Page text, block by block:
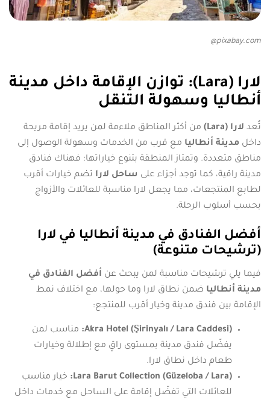
pixabay.com@
لارا (Lara): توازن الإقامة داخل مدينة
أنطاليا وسهولة التنقل
تُعد لارا (Lara)
من أكثر المناطق ملاءمة لمن يريد إقامة مريحة
داخل مدينة أنطاليا مع قرب من الخدمات وسهولة الوصول إلى
مناطق متعددة. وتمتاز المنطقة بتنوع خياراتها؛ فهناك فنادق
مدينة راقية، كما توجد أجزاء على ساحل لارا تضم خيارات أقرب
لطابع المنتجعات، مما يجعل لارا مناسبة للعائلات والأزواج
بحسب أسلوب الرحلة.
أفضل الفنادق في مدينة أنطاليا في لارا
(ترشيحات متنوعة)
فيما يلي ترشيحات مناسبة لمن يبحث عن أفضل الفنادق في
مدينة أنطاليا ضمن نطاق لارا وما حولها، مع اختلاف نمط
الإقامة بين فندق مدينة وخيار أقرب للمنتجع:
Akra Hotel (Şirinyalı / Lara Caddesi):
مناسب لمن
يفضّل فندق مدينة بمستوى راقٍ مع إطلالة وخيارات
طعام داخل نطاق لارا.
Lara Barut Collection (Güzeloba / Lara):
خيار مناسب
للعائلات التي تفضّل إقامة على الساحل مع خدمات داخل